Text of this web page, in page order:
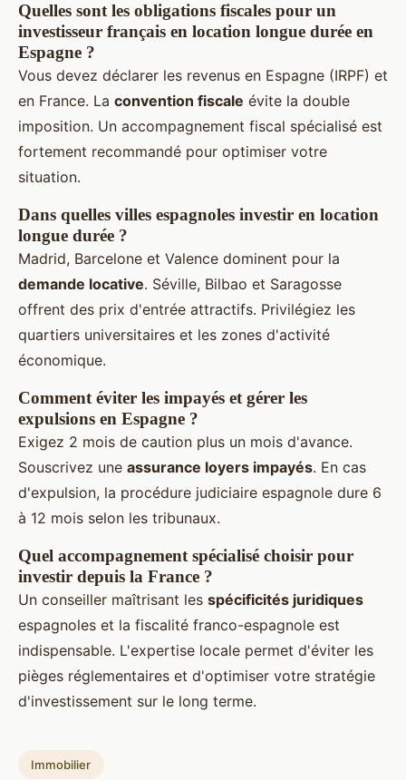
Quelles sont les obligations fiscales pour un
investisseur français en location longue durée en
Espagne ?
Vous devez déclarer les revenus en Espagne (IRPF) et
en France. La convention fiscale évite la double
imposition. Un accompagnement fiscal spécialisé est
fortement recommandé pour optimiser votre
situation.
Dans quelles villes espagnoles investir en location
longue durée ?
Madrid, Barcelone et Valence dominent pour la
demande locative. Séville, Bilbao et Saragosse
offrent des prix d'entrée attractifs. Privilégiez les
quartiers universitaires et les zones d'activité
économique.
Comment éviter les impayés et gérer les
expulsions en Espagne ?
Exigez 2 mois de caution plus un mois d'avance.
Souscrivez une assurance loyers impayés. En cas
d'expulsion, la procédure judiciaire espagnole dure 6
à 12 mois selon les tribunaux.
Quel accompagnement spécialisé choisir pour
investir depuis la France ?
Un conseiller maîtrisant les spécificités juridiques
espagnoles et la fiscalité franco-espagnole est
indispensable. L'expertise locale permet d'éviter les
pièges réglementaires et d'optimiser votre stratégie
d'investissement sur le long terme.
Immobilier